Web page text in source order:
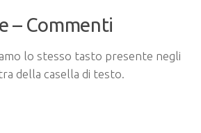
– Commenti
lo stesso tasto presente negli
della casella di testo.